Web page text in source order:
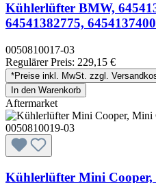
Kühlerlüfter BMW,
64541382775,
0050810017-03
Regulärer Preis: 229,15 €
*Preise inkl. MwSt. zzgl.
In den Warenkorb
Aftermarket
Kühlerlüfter Mini Cooper,